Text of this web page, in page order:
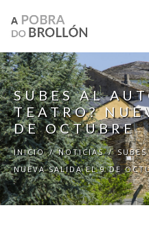
SUBES AL
TEATRO?
DE OCTUBRE
INICIO / NOTICIAS /
NUEVA SALIDA EL 9 DE